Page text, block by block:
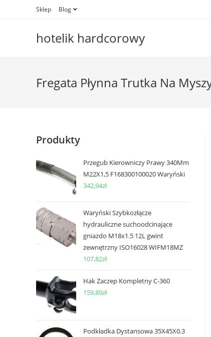
Sklep Blog
hotelik hardcorowy
Fregata Płynna Trutka Na
Produkty
Przegub Kierowniczy Prawy 340Mm
M22X1,5 F168300100020 Waryński
342,94zł
Waryński Szybkozłącze
hydrauliczne suchoodcinające
gniazdo M18x1.5 12L gwint
zewnętrzny ISO16028 WIFM18MZ
107,82zł
Hak Zaczep Kompletny C-360
159,89zł
Podkładka Dystansowa 35X45X0.3